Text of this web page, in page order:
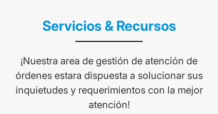
Servicios & Recursos
¡Nuestra area de gestión de atención de
órdenes estara dispuesta a solucionar sus
inquietudes y requerimientos con la mejor
atención!